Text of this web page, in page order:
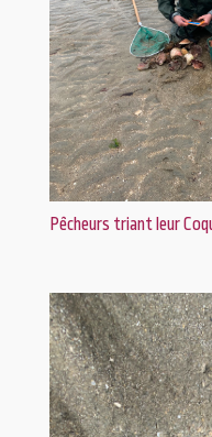
Pêcheurs triant leur